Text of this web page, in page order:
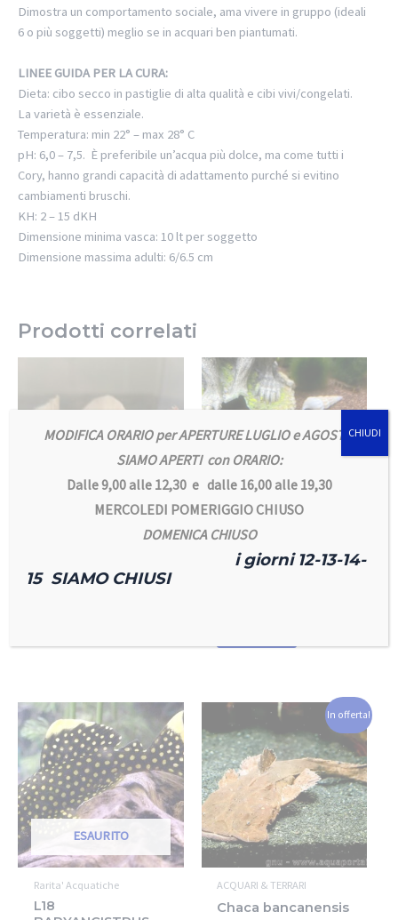
Dimostra un comportamento sociale, ama vivere in gruppo (ideali
6 o più soggetti) meglio se in acquari ben piantumati.
LINEE GUIDA PER LA CURA:
Dieta: cibo secco in pastiglie di alta qualità e cibi vivi/congelati.
La varietà è essenziale.
Temperatura: min 22° – max 28° C
pH: 6,0 – 7,5. È preferibile un’acqua più dolce, ma come tutti i
Cory, hanno grandi capacità di adattamento purché si evitino
cambiamenti bruschi.
KH: 2 – 15 dKH
Dimensione minima vasca: 10 lt per soggetto
Dimensione massima adulti: 6/6.5 cm
Prodotti correlati
MEXICANUM
ESAURITO
Rarita' Acquatiche
Brotia herculea
ESAURITO
Rarita' Acquatiche
L18
In offerta!
ACQUARI & TERRARI
Chaca bancanensis
MODIFICA ORARIO per APERTURE LUGLIO e AGOSTO
SIAMO APERTI con ORARIO:
Dalle 9,00 alle 12,30 e dalle 16,00 alle 19,30
MERCOLEDI POMERIGGIO CHIUSO
DOMENICA CHIUSO
i giorni 12-13-14-
15 SIAMO CHIUSI
CHIUDI